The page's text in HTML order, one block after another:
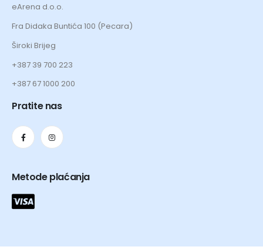
eArena d.o.o.
Fra Didaka Buntića 100 (Pecara)
Široki Brijeg
+387 39 700 223
+387 67 1000 200
Pratite nas
Metode plaćanja